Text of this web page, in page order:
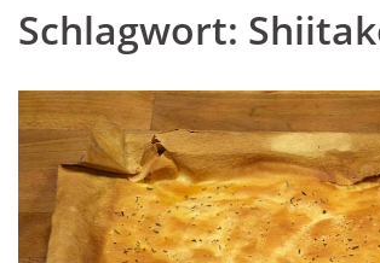
Schlagwort: